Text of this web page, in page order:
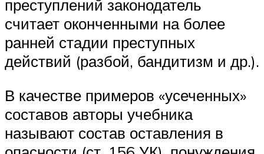
преступлений законодатель
считает оконченными на более
ранней стадии преступных
действий (разбой, бандитизм и др.).
В качестве примеров «усеченных»
составов авторы учебника
называют состав оставления в